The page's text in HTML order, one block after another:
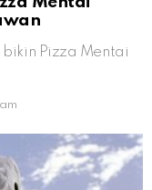
Pizza Mentai